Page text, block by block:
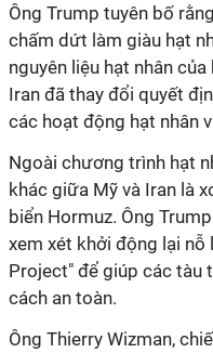
Ông Trump tuyên bố
chấm dứt làm giàu hạt
nguyên liệu hạt nhân
Iran đã thay đổi quyết
các hoạt động hạt nhân
Ngoài chương trình hạt
khác giữa Mỹ và Iran là
biển Hormuz. Ông
xem xét khởi động lại nỗ
Project" để giúp các tàu
cách an toàn.
Ông Thierry Wizman,